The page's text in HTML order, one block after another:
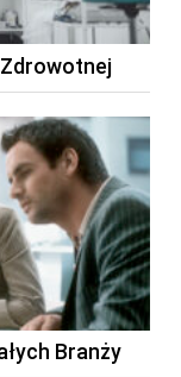
Branży